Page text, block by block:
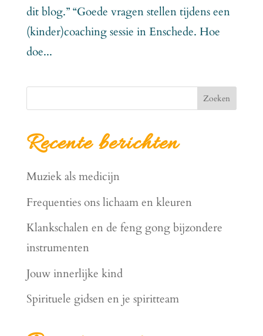
dit blog.” “Goede vragen stellen tijdens een
(kinder)coaching sessie in Enschede. Hoe
doe...
Zoeken
Recente berichten
Muziek als medicijn
Frequenties ons lichaam en kleuren
Klankschalen en de feng gong bijzondere
instrumenten
Jouw innerlijke kind
Spirituele gidsen en je spiritteam